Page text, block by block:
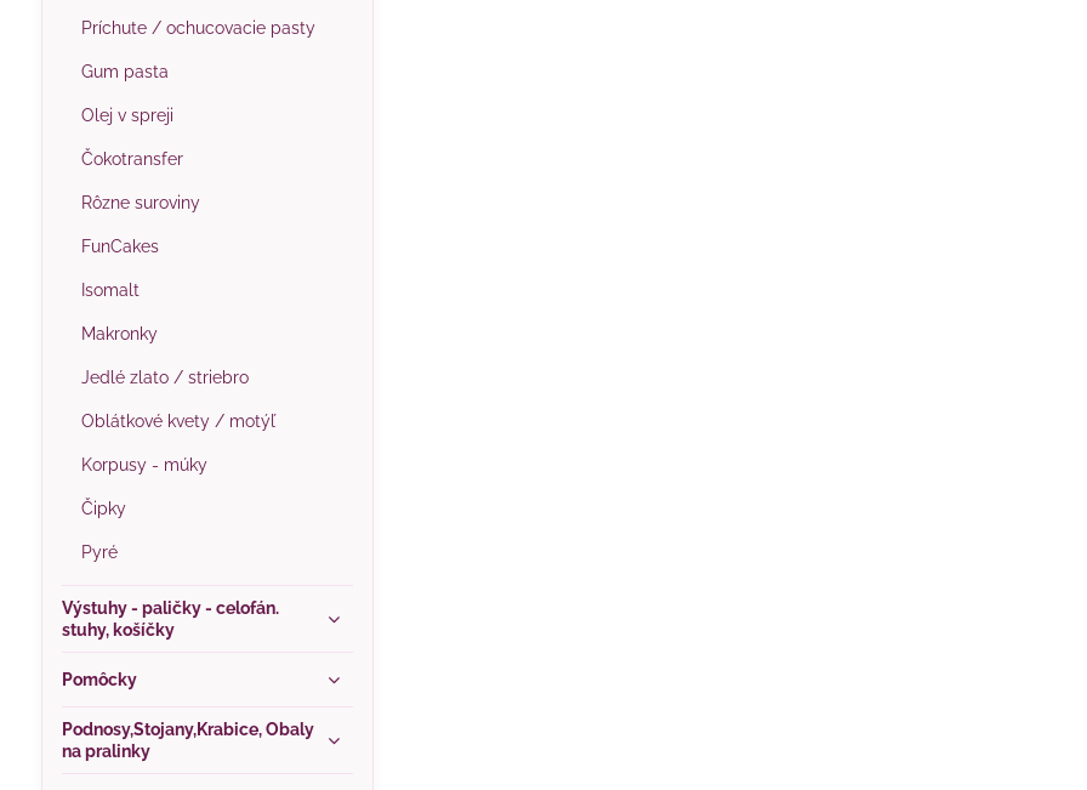
Príchute / ochucovacie pasty
Gum pasta
Olej v spreji
Čokotransfer
Rôzne suroviny
FunCakes
Isomalt
Makronky
Jedlé zlato / striebro
Oblátkové kvety / motýľ
Korpusy - múky
Čipky
Pyré
Výstuhy - paličky - celofán.
stuhy, košíčky
Pomôcky
Podnosy,Stojany,Krabice, Obaly
na pralinky